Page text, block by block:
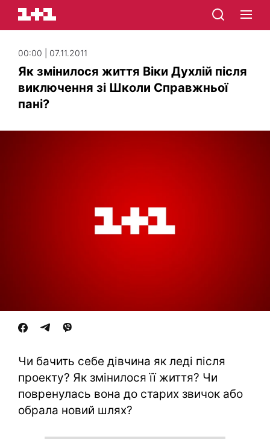
00:00 | 07.11.2011
Як змінилося життя Віки Духлій після
виключення зі Школи Справжньої
пані?
Чи бачить себе дівчина як леді після
проекту? Як змінилося її життя? Чи
повренулась вона до старих звичок або
обрала новий шлях?